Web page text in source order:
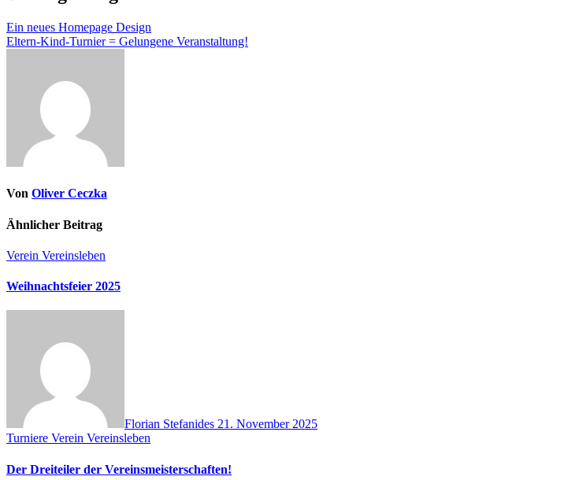
Ein neues Homepage Design
Eltern-Kind-Turnier = Gelungene Veranstaltung!
Von Oliver Ceczka
Ähnlicher Beitrag
Verein Vereinsleben
Weihnachtsfeier 2025
Florian Stefanides 21. November 2025
Turniere Verein Vereinsleben
Der Dreiteiler der Vereinsmeisterschaften!